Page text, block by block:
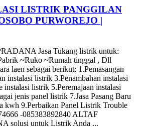
LISTRIK PANGGILAN
PURWOREJO |
Jasa Tukang listrik untuk:
~Ruko ~Rumah tinggal , Dll
laen sebagai berikut: 1.Pemasangan
instalasi listrik 3.Penambahan instalasi
listrik 5.Peremajaan instalasi
jenis panel listrik 7.Jasa Pasang Baru
kwh 9.Perbaikan Panel Listrik Trouble
-085383892840 ALTAF
solusi untuk Listrik Anda ...